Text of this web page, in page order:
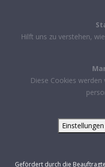
Hilft uns zu verstehen,
Diese Cookies
Gefördert durch die